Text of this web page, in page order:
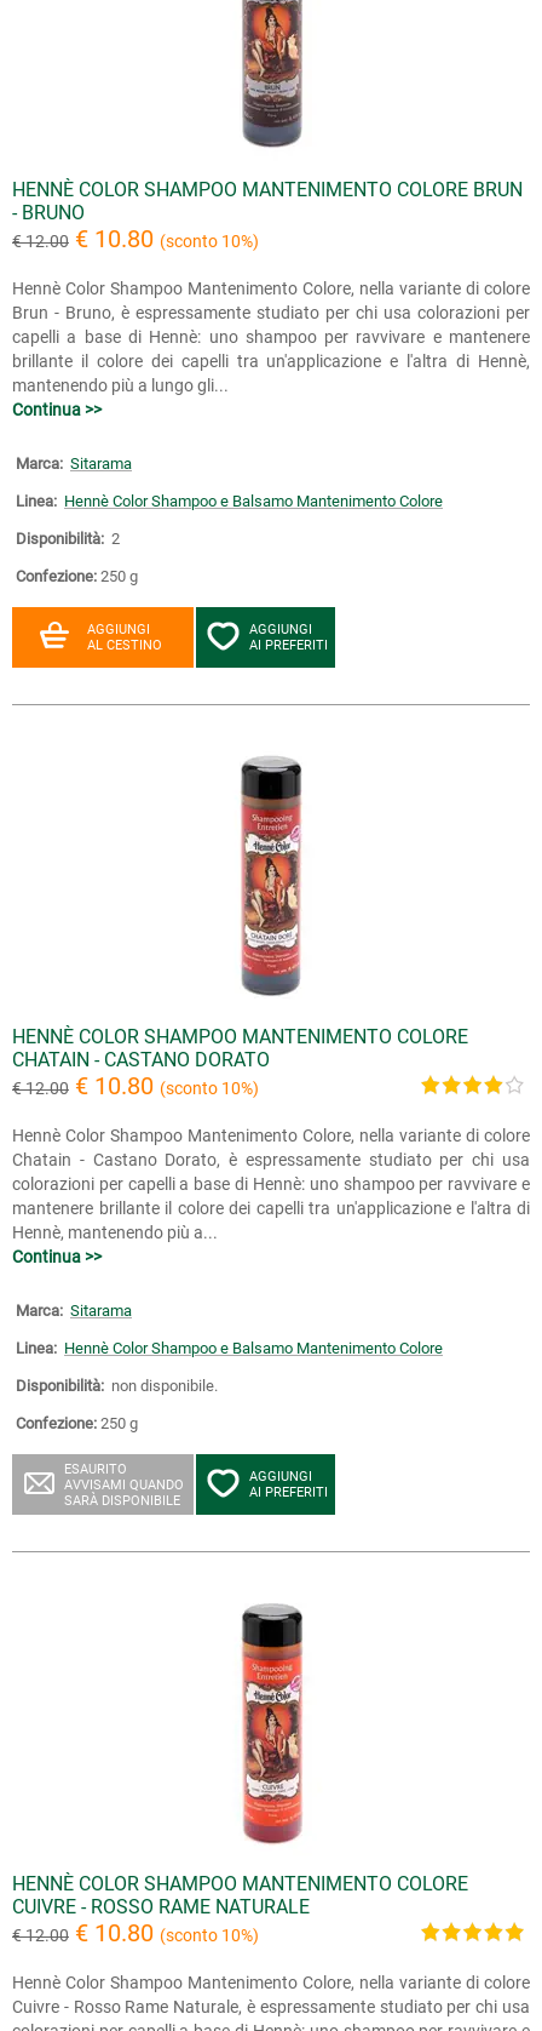
HENNÈ COLOR SHAMPOO MANTENIMENTO COLORE BRUN
- BRUNO
€ 12.00 € 10.80 (sconto 10%)
Hennè Color Shampoo Mantenimento Colore, nella variante di colore
Brun - Bruno, è espressamente studiato per chi usa colorazioni per
capelli a base di Hennè: uno shampoo per ravvivare e mantenere
brillante il colore dei capelli tra un'applicazione e l'altra di Hennè,
mantenendo più a lungo gli...
Continua >>
Marca: Sitarama
Linea: Hennè Color Shampoo e Balsamo Mantenimento Colore
Disponibilità: 2
Confezione: 250 g
AGGIUNGI
AL CESTINO
AGGIUNGI
AI PREFERITI
HENNÈ COLOR SHAMPOO MANTENIMENTO COLORE
CHATAIN - CASTANO DORATO
€ 12.00 € 10.80 (sconto 10%)
Hennè Color Shampoo Mantenimento Colore, nella variante di colore
Chatain - Castano Dorato, è espressamente studiato per chi usa
colorazioni per capelli a base di Hennè: uno shampoo per ravvivare e
mantenere brillante il colore dei capelli tra un'applicazione e l'altra di
Hennè, mantenendo più a...
Continua >>
Marca: Sitarama
Linea: Hennè Color Shampoo e Balsamo Mantenimento Colore
Disponibilità: non disponibile.
Confezione: 250 g
ESAURITO
AVVISAMI QUANDO
SARÀ DISPONIBILE
AGGIUNGI
AI PREFERITI
HENNÈ COLOR SHAMPOO MANTENIMENTO COLORE
CUIVRE - ROSSO RAME NATURALE
€ 12.00 € 10.80 (sconto 10%)
Hennè Color Shampoo Mantenimento Colore, nella variante di colore
Cuivre - Rosso Rame Naturale, è espressamente studiato per chi usa